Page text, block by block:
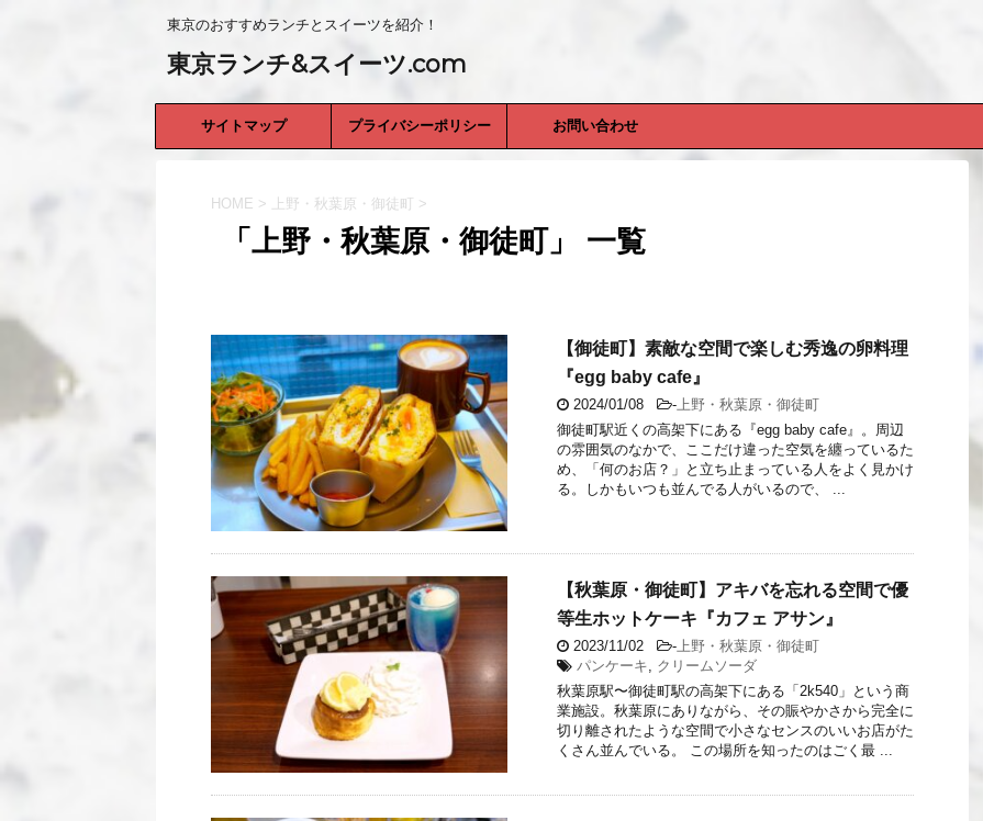
東京のおすすめランチとスイーツを紹介！
東京ランチ&スイーツ.com
サイトマップ プライバシーポリシー お問い合わせ
HOME > 上野・秋葉原・御徒町 >
「上野・秋葉原・御徒町」 一覧
【御徒町】素敵な空間で楽しむ秀逸の卵料理
『egg baby cafe』
2024/01/08 -上野・秋葉原・御徒町
御徒町駅近くの高架下にある『egg baby cafe』。周辺
の雰囲気のなかで、ここだけ違った空気を纏っているた
め、「何のお店？」と立ち止まっている人をよく見かけ
る。しかもいつも並んでる人がいるので、 ...
【秋葉原・御徒町】アキバを忘れる空間で優
等生ホットケーキ『カフェ アサン』
2023/11/02 -上野・秋葉原・御徒町
パンケーキ, クリームソーダ
秋葉原駅〜御徒町駅の高架下にある「2k540」という商
業施設。秋葉原にありながら、その賑やかさから完全に
切り離されたような空間で小さなセンスのいいお店がた
くさん並んでいる。 この場所を知ったのはごく最 ...